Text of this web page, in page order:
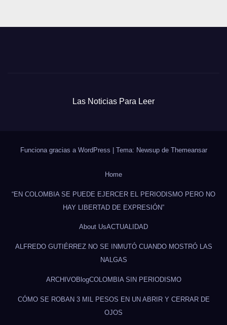
Las Noticias Para Leer
Funciona gracias a WordPress | Tema: Newsup de Themeansar
Home
“EN COLOMBIA SE PUEDE EJERCER EL PERIODISMO PERO NO
HAY LIBERTAD DE EXPRESIÓN”
About UsACTUALIDAD
ALFREDO GUTIÉRREZ NO SE INMUTÓ CUANDO MOSTRÓ LAS
NALGAS
ARCHIVOBlogCOLOMBIA SIN PERIODISMO
CÓMO SE ROBAN 3 MIL PESOS EN UN ABRIR Y CERRAR DE
OJOS